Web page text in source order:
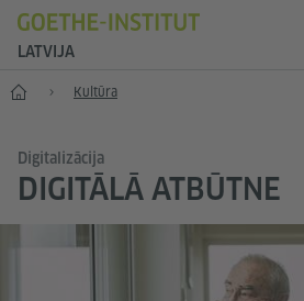
LATVIJA
Sākums Kultūra
Digitalizācija
DIGITĀLĀ ATBŪTNE